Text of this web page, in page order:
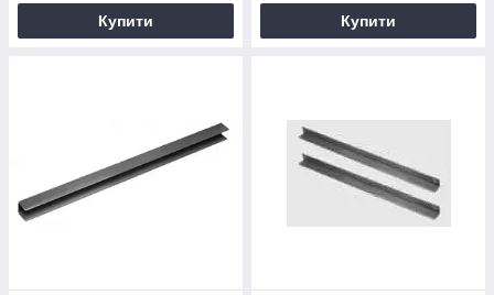
Купити Купити